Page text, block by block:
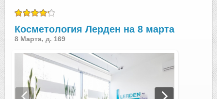
Лекарства
Акции
Екатеринбург
Косметология Лерден на 8 марта
8 Марта, д. 169